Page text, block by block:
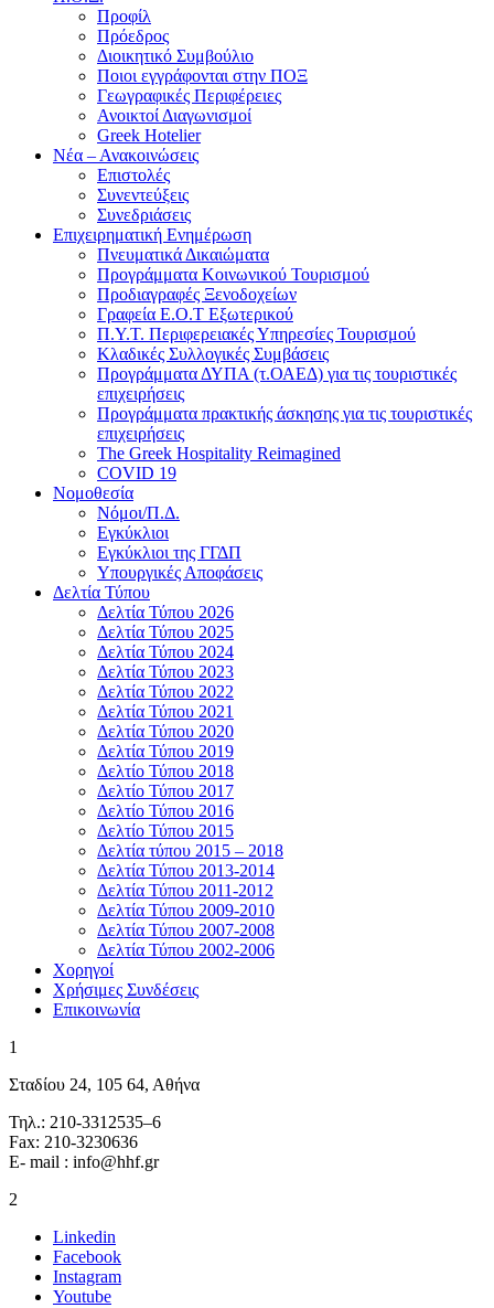
Προφίλ
Πρόεδρος
Διοικητικό Συμβούλιο
Ποιοι εγγράφονται στην ΠΟΞ
Γεωγραφικές Περιφέρειες
Ανοικτοί Διαγωνισμoί
Greek Hotelier
Νέα – Ανακοινώσεις
Επιστολές
Συνεντεύξεις
Συνεδριάσεις
Επιχειρηματική Ενημέρωση
Πνευματικά Δικαιώματα
Προγράμματα Κοινωνικού Τουρισμού
Προδιαγραφές Ξενοδοχείων
Γραφεία Ε.Ο.Τ Εξωτερικού
Π.Υ.Τ. Περιφερειακές Υπηρεσίες Τουρισμού
Κλαδικές Συλλογικές Συμβάσεις
Προγράμματα ΔΥΠΑ (τ.ΟΑΕΔ) για τις τουριστικές
επιχειρήσεις
Προγράμματα πρακτικής άσκησης για τις τουριστικές
επιχειρήσεις
The Greek Hospitality Reimagined
COVID 19
Νομοθεσία
Νόμοι/Π.Δ.
Εγκύκλιοι
Εγκύκλιοι της ΓΓΔΠ
Υπουργικές Αποφάσεις
Δελτία Τύπου
Δελτία Τύπου 2026
Δελτία Τύπου 2025
Δελτία Τύπου 2024
Δελτία Τύπου 2023
Δελτία Τύπου 2022
Δελτία Τύπου 2021
Δελτία Τύπου 2020
Δελτία Τύπου 2019
Δελτίο Τύπου 2018
Δελτίο Τύπου 2017
Δελτίο Τύπου 2016
Δελτίο Τύπου 2015
Δελτία τύπου 2015 – 2018
Δελτία Τύπου 2013-2014
Δελτία Τύπου 2011-2012
Δελτία Τύπου 2009-2010
Δελτία Τύπου 2007-2008
Δελτία Τύπου 2002-2006
Χορηγοί
Χρήσιμες Συνδέσεις
Επικοινωνία
1
Σταδίου 24, 105 64, Αθήνα
Τηλ.: 210-3312535–6
Fax: 210-3230636
E- mail : info@hhf.gr
2
Linkedin
Facebook
Instagram
Youtube